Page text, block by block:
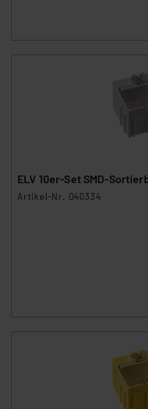
ELV 10er-Set SMD-
Artikel-Nr. 040334